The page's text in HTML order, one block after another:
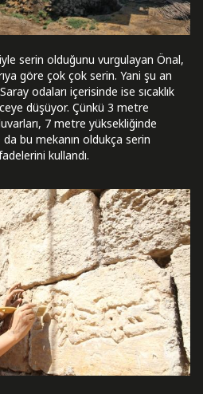
serin olduğunu vurgulayan Önal,
göre çok çok serin. Yani şu an
odaları içerisinde ise sıcaklık
düşüyor. Çünkü 3 metre
7 metre yüksekliğinde
bu mekanın oldukça serin
kullandı.